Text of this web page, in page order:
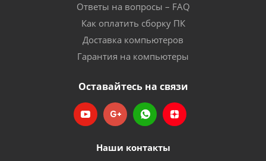
Ответы на вопросы – FAQ
Как оплатить сборку ПК
Доставка компьютеров
Гарантия на компьютеры
Оставайтесь на связи
Наши контакты